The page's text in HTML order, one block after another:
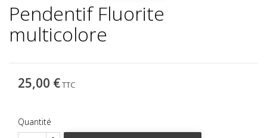
Pendentif Fluorite
multicolore
25,00 €TTC
Quantité